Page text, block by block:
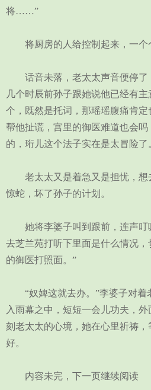
将……”
将厨房的人给控制起来，一个
话音未落，老太太声音便停了
几个时辰前孙子跟她说他已经有
个，既然是托词，那瑶瑶腹痛肯
帮他扯谎，宫里的御医难道也会
的，珩儿这个法子实在是太冒险了
老太太又是着急又是担忧，想
惊蛇，坏了孙子的计划。
她将李婆子叫到跟前，连声叮
去芝兰苑打听下里面是什么情况
的御医打照面。”
“奴婢这就去办。”李婆子对着
入雨幕之中，短短一会儿功夫，
刻老太太的心境，她在心里祈祷
好。
内容未完，下一页继续阅读